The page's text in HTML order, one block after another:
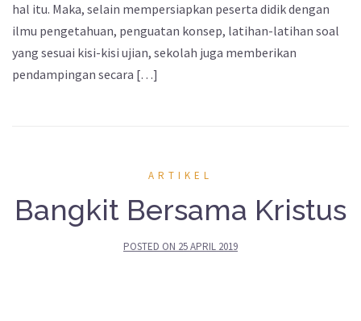
hal itu. Maka, selain mempersiapkan peserta didik dengan
ilmu pengetahuan, penguatan konsep, latihan-latihan soal
yang sesuai kisi-kisi ujian, sekolah juga memberikan
pendampingan secara […]
ARTIKEL
Bangkit Bersama Kristus
POSTED ON 25 APRIL 2019